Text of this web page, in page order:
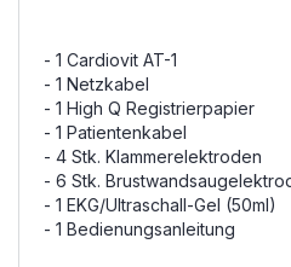
- 1 Cardiovit AT-1
- 1 Netzkabel
- 1 High Q Registrierpapier
- 1 Patientenkabel
- 4 Stk. Klammerelektroden
- 6 Stk.
- 1 EKG/Ultraschall-Gel (50ml)
- 1 Bedienungsanleitung